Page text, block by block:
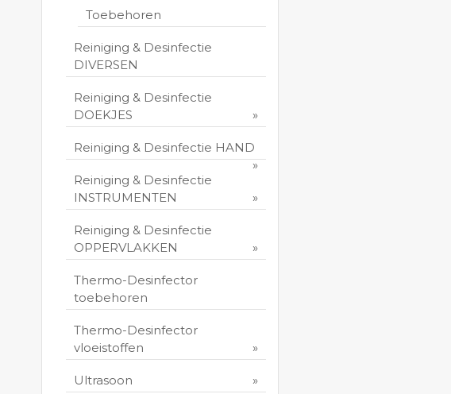
Toebehoren
Reiniging & Desinfectie
DIVERSEN
Reiniging & Desinfectie
DOEKJES
Reiniging & Desinfectie HAND
Reiniging & Desinfectie
INSTRUMENTEN
Reiniging & Desinfectie
OPPERVLAKKEN
Thermo-Desinfector
toebehoren
Thermo-Desinfector
vloeistoffen
Ultrasoon